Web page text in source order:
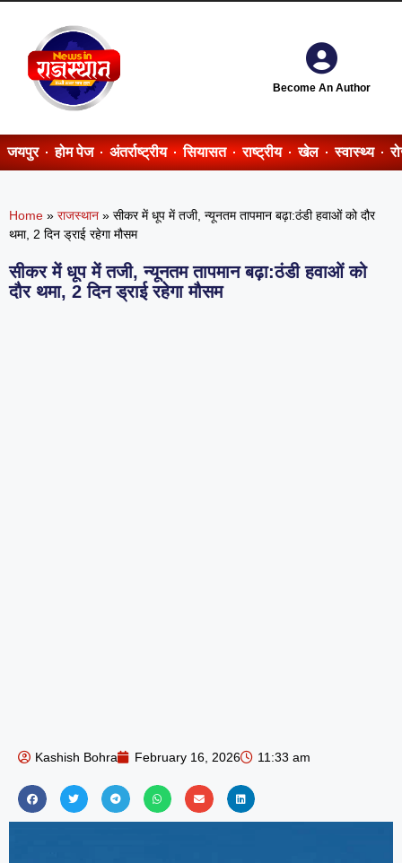
Become An Author
जयपुर होम पेज अंतर्राष्ट्रीय सियासत राष्ट्रीय खेल स्वास्थ्य
Home » राजस्थान » सीकर में धूप में तजी, न्यूनतम तापमान बढ़ा:ठंडी हवाओं को दौर
थमा, 2 दिन ड्राई रहेगा मौसम
सीकर में धूप में तजी, न्यूनतम तापमान बढ़ा:ठंडी हवाओं को
दौर थमा, 2 दिन ड्राई रहेगा मौसम
Kashish Bohra February 16, 2026 11:33 am